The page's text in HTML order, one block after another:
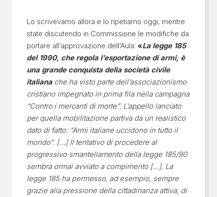
Lo scrivevamo allora e lo ripetiamo oggi, mentre
state discutendo in Commissione le modifiche da
portare all’approvazione dell’Aula: «La legge 185
del 1990, che regola l’esportazione di armi, è
una grande conquista della società civile
italiana che ha visto parte dell’associazionismo
cristiano impegnato in prima fila nella campagna
“Contro i mercanti di morte”. L’appello lanciato
per quella mobilitazione partiva da un realistico
dato di fatto: “Armi italiane uccidono in tutto il
mondo”. […] Il tentativo di procedere al
progressivo smantellamento della legge 185/90
sembra ormai avviato a compimento […]. La
legge 185 ha permesso, ad esempio, sempre
grazie alla pressione della cittadinanza attiva, di